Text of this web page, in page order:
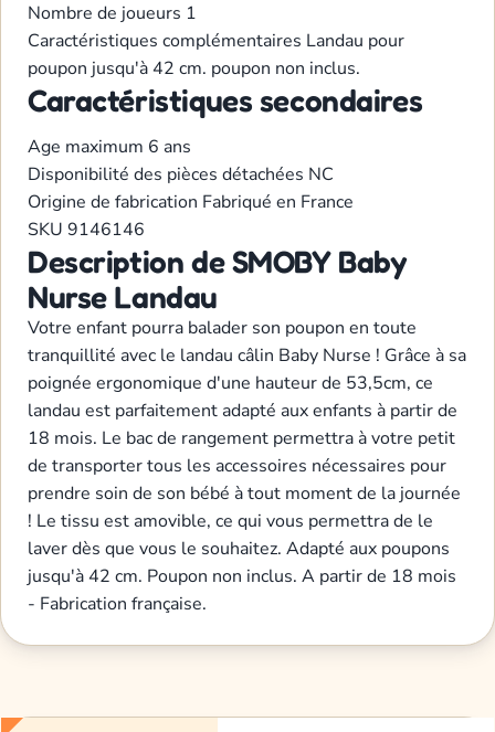
Nombre de joueurs 1
Caractéristiques complémentaires Landau pour
poupon jusqu'à 42 cm. poupon non inclus.
Caractéristiques secondaires
Age maximum 6 ans
Disponibilité des pièces détachées NC
Origine de fabrication Fabriqué en France
SKU 9146146
Description de SMOBY Baby
Nurse Landau
Votre enfant pourra balader son poupon en toute
tranquillité avec le landau câlin Baby Nurse ! Grâce à sa
poignée ergonomique d'une hauteur de 53,5cm, ce
landau est parfaitement adapté aux enfants à partir de
18 mois. Le bac de rangement permettra à votre petit
de transporter tous les accessoires nécessaires pour
prendre soin de son bébé à tout moment de la journée
! Le tissu est amovible, ce qui vous permettra de le
laver dès que vous le souhaitez. Adapté aux poupons
jusqu'à 42 cm. Poupon non inclus. A partir de 18 mois
- Fabrication française.